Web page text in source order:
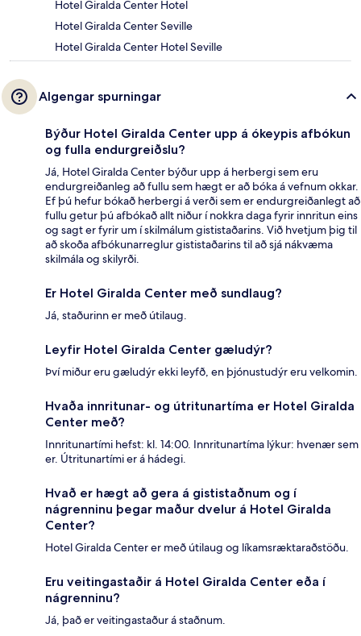
Hotel Giralda Center Hotel
Hotel Giralda Center Seville
Hotel Giralda Center Hotel Seville
Algengar spurningar
Býður Hotel Giralda Center upp á ókeypis afbókun
og fulla endurgreiðslu?
Já, Hotel Giralda Center býður upp á herbergi sem eru
endurgreiðanleg að fullu sem hægt er að bóka á vefnum okkar.
Ef þú hefur bókað herbergi á verði sem er endurgreiðanlegt að
fullu getur þú afbókað allt niður í nokkra daga fyrir innritun eins
og sagt er fyrir um í skilmálum gististaðarins. Við hvetjum þig til
að skoða afbókunarreglur gististaðarins til að sjá nákvæma
skilmála og skilyrði.
Er Hotel Giralda Center með sundlaug?
Já, staðurinn er með útilaug.
Leyfir Hotel Giralda Center gæludýr?
Því miður eru gæludýr ekki leyfð, en þjónustudýr eru velkomin.
Hvaða innritunar- og útritunartíma er Hotel Giralda
Center með?
Innritunartími hefst: kl. 14:00. Innritunartíma lýkur: hvenær sem
er. Útritunartími er á hádegi.
Hvað er hægt að gera á gististaðnum og í
nágrenninu þegar maður dvelur á Hotel Giralda
Center?
Hotel Giralda Center er með útilaug og líkamsræktaraðstöðu.
Eru veitingastaðir á Hotel Giralda Center eða í
nágrenninu?
Já, það er veitingastaður á staðnum.